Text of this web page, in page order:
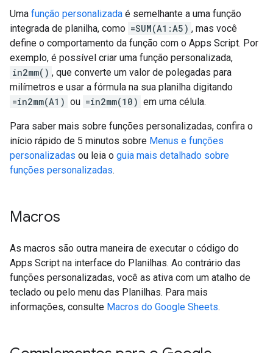
Uma função personalizada é semelhante a uma função
integrada de planilha, como =SUM(A1:A5) , mas você
define o comportamento da função com o Apps Script. Por
exemplo, é possível criar uma função personalizada,
in2mm() , que converte um valor de polegadas para
milímetros e usar a fórmula na sua planilha digitando
=in2mm(A1) ou =in2mm(10) em uma célula.
Para saber mais sobre funções personalizadas, confira o
início rápido de 5 minutos sobre Menus e funções
personalizadas ou leia o guia mais detalhado sobre
funções personalizadas.
Macros
As macros são outra maneira de executar o código do
Apps Script na interface do Planilhas. Ao contrário das
funções personalizadas, você as ativa com um atalho de
teclado ou pelo menu das Planilhas. Para mais
informações, consulte Macros do Google Sheets.